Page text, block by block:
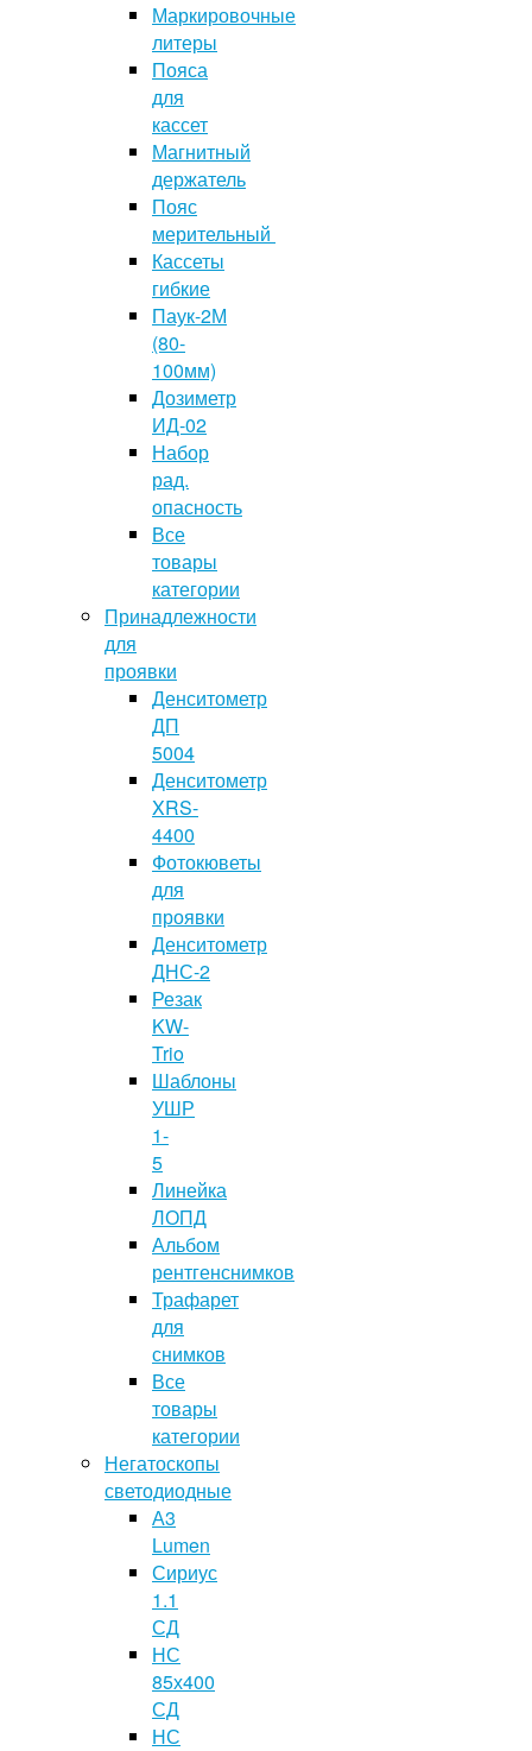
Маркировочные
литеры
Пояса
для
кассет
Магнитный
держатель
Пояс
мерительный
Кассеты
гибкие
Паук-2М
(80-
100мм)
Дозиметр
ИД-02
Набор
рад.
опасность
Все
товары
категории
Принадлежности
для
проявки
Денситометр
ДП
5004
Денситометр
XRS-
4400
Фотокюветы
для
проявки
Денситометр
ДНС-2
Резак
KW-
Trio
Шаблоны
УШР
1-
5
Линейка
ЛОПД
Альбом
рентгенснимков
Трафарет
для
снимков
Все
товары
категории
Негатоскопы
светодиодные
А3
Lumen
Сириус
1.1
СД
НС
85х400
СД
НС